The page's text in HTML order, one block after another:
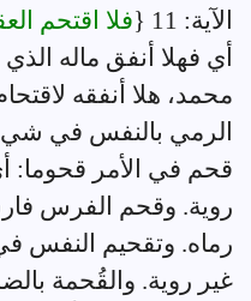
الآية: 11 {
فلا اقتحم
أي فهلا أنفق ماله
محمد، هلا أنفقه
الرمي بالنفس في
قحم في الأمر قحوما:
روية. وقحم الفرس
رماه. وتقحيم النفس
غير روية. والقُحمة